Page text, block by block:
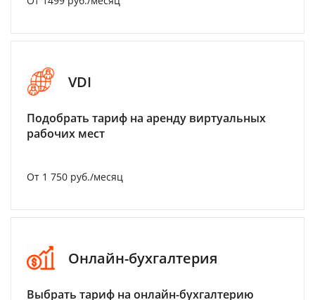
VDI
Подобрать тариф на аренду виртуальных
рабочих мест
От 1 750 руб./месяц
Онлайн-бухгалтерия
Выбрать тариф на онлайн-бухгалтерию